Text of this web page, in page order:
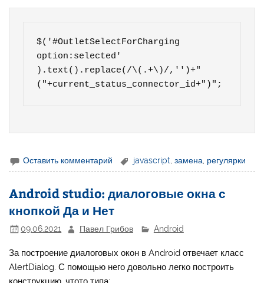
$('#OutletSelectForCharging
option:selected'
).text().replace(/\(.+\)/,'')+"
("+current_status_connector_id+")";
Оставить комментарий javascript ,замена регулярки
Android studio: диалоговые окна с
кнопкой Да и Нет
09.06.2021 Павел Грибов Android
За построение диалоговых окон в Android отвечает класс
AlertDialog. С помощью него довольно легко построить